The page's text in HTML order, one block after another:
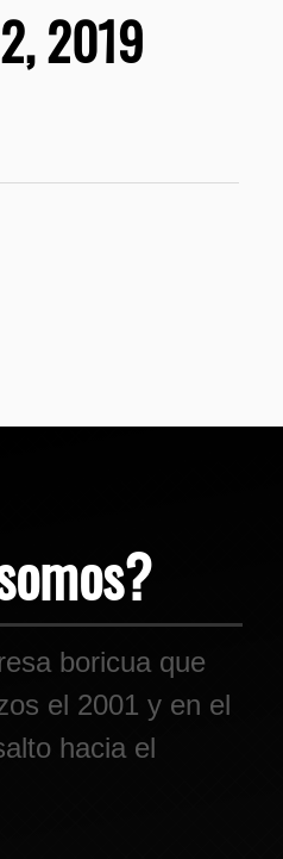
2019
boricua que
el 2001 y en el
hacia el